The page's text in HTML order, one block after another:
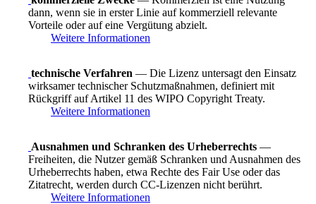
dann, wenn sie in erster Linie auf kommerziell relevante
Vorteile oder auf eine Vergütung abzielt.
Weitere Informationen
technische Verfahren — Die Lizenz untersagt den Einsatz
wirksamer technischer Schutzmaßnahmen, definiert mit
Rückgriff auf Artikel 11 des WIPO Copyright Treaty.
Weitere Informationen
Ausnahmen und Schranken des Urheberrechts —
Freiheiten, die Nutzer gemäß Schranken und Ausnahmen des
Urheberrechts haben, etwa Rechte des Fair Use oder das
Zitatrecht, werden durch CC-Lizenzen nicht berührt.
Weitere Informationen